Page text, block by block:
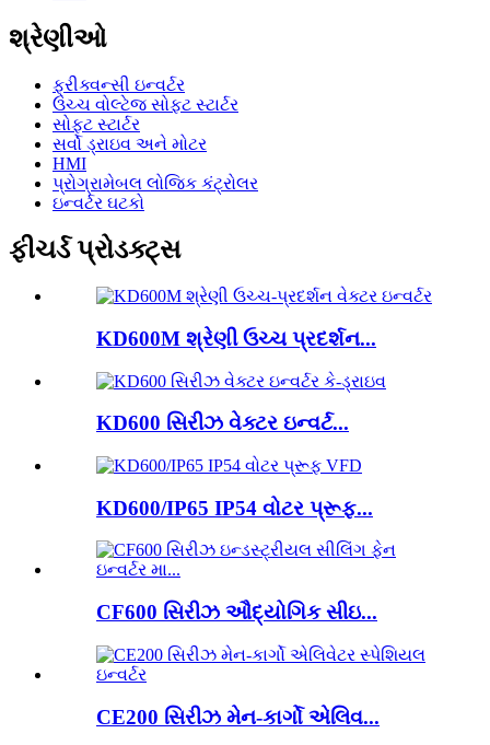
શ્રેણીઓ
ફ્રીક્વન્સી ઇન્વર્ટર
ઉચ્ચ વોલ્ટેજ સોફ્ટ સ્ટાર્ટર
સોફ્ટ સ્ટાર્ટર
સર્વો ડ્રાઇવ અને મોટર
HMI
પ્રોગ્રામેબલ લોજિક કંટ્રોલર
ઇન્વર્ટર ઘટકો
ફીચર્ડ પ્રોડક્ટ્સ
KD600M શ્રેણી ઉચ્ચ પ્રદર્શન...
KD600 સિરીઝ વેક્ટર ઇન્વર્ટ...
KD600/IP65 IP54 વોટર પ્રૂફ...
CF600 સિરીઝ ઔદ્યોગિક સીઇ...
CE200 સિરીઝ મેન-કાર્ગો એલિવ...